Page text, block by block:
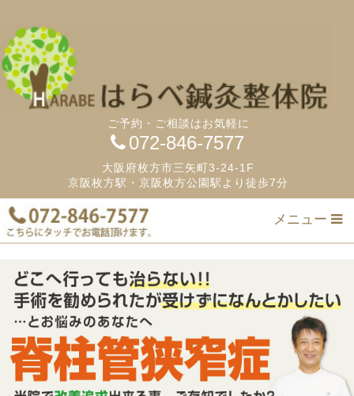
ご予約・ご相談はお気軽に
072-846-7577
大阪府枚方市三矢町3-24-1F
京阪枚方駅・京阪枚方公園駅より徒歩7分
メニュー